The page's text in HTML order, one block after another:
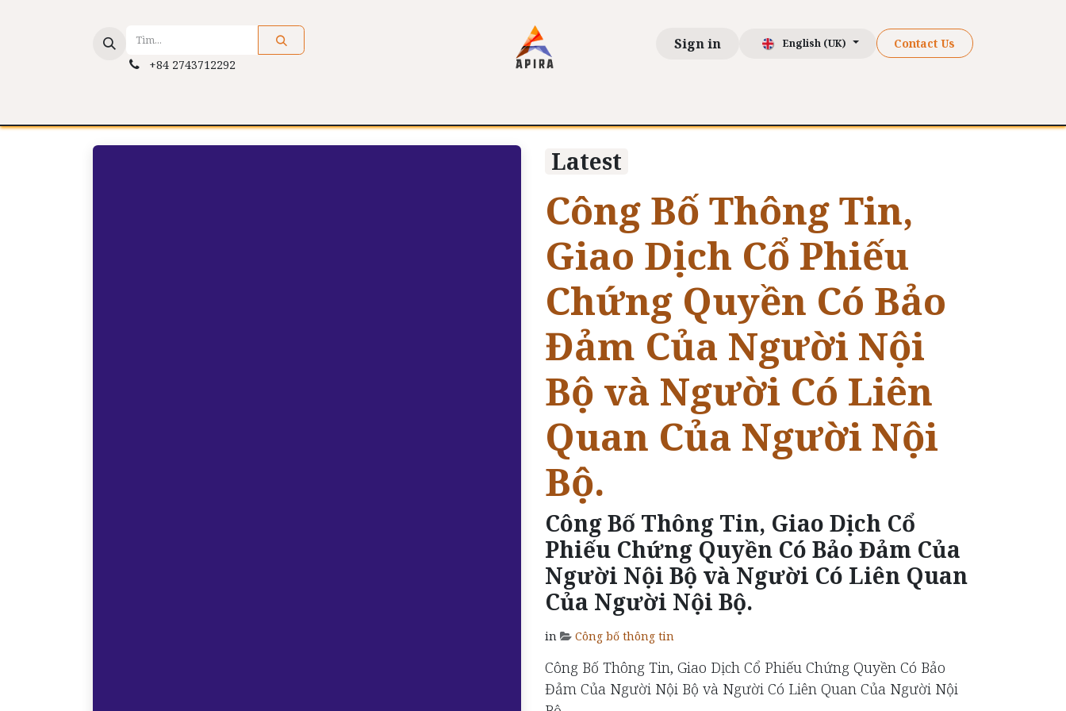
+84 2743712292
Sign in English (UK) Contact Us
Latest
Công Bố Thông Tin,
Giao Dịch Cổ Phiếu
Chứng Quyền Có Bảo
Đảm Của Người Nội
Bộ và Người Có Liên
Quan Của Người Nội
Bộ.
Công Bố Thông Tin, Giao Dịch Cổ
Phiếu Chứng Quyền Có Bảo Đảm Của
Người Nội Bộ và Người Có Liên Quan
Của Người Nội Bộ.
in Công bố thông tin
Công Bố Thông Tin, Giao Dịch Cổ Phiếu Chứng Quyền Có Bảo
Đảm Của Người Nội Bộ và Người Có Liên Quan Của Người Nội